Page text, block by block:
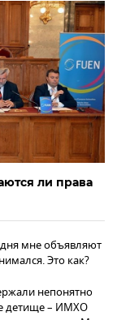
ли права
мне объявляют
Это как?
непонятно
детище – ИМХО